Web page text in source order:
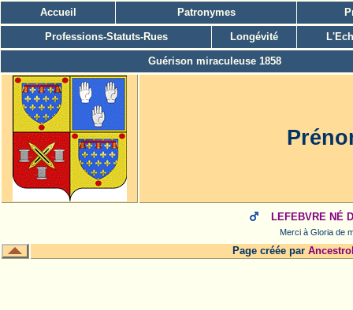
Accueil Patronymes
Professions-Statuts-Rues Longévité
Guérison miraculeuse 1858
LEFEBVRE NÉ
Merci à Gloria de
Page créée par